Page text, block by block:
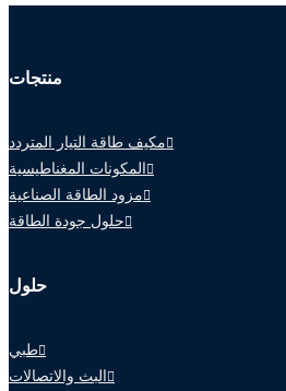
منتجات
مكيف طاقة التيار المتردد
المكونات المغناطيسية
مزود الطاقة الصناعية
حلول جودة الطاقة
حلول
طبي
البث والاتصالات